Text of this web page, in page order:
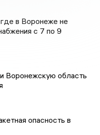
в Воронеже не
с 7 по 9
Воронежскую область
опасность в